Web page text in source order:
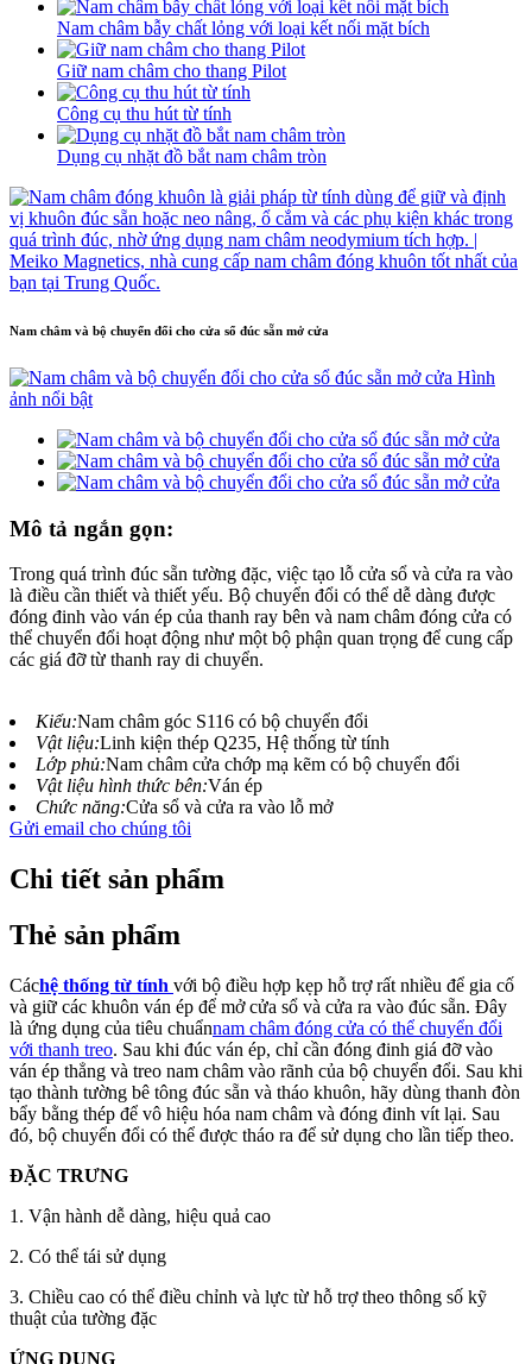
Nam châm bẫy chất lỏng với loại kết nối mặt bích
Giữ nam châm cho thang Pilot
Công cụ thu hút từ tính
Dụng cụ nhặt đồ bắt nam châm tròn
Nam châm và bộ chuyển đổi cho cửa sổ đúc sẵn mở cửa
Mô tả ngắn gọn:
Trong quá trình đúc sẵn tường đặc, việc tạo lỗ cửa sổ và cửa ra vào
là điều cần thiết và thiết yếu. Bộ chuyển đổi có thể dễ dàng được
đóng đinh vào ván ép của thanh ray bên và nam châm đóng cửa có
thể chuyển đổi hoạt động như một bộ phận quan trọng để cung cấp
các giá đỡ từ thanh ray di chuyển.
Kiểu:Nam châm góc S116 có bộ chuyển đổi
Vật liệu:Linh kiện thép Q235, Hệ thống từ tính
Lớp phủ:Nam châm cửa chớp mạ kẽm có bộ chuyển đổi
Vật liệu hình thức bên:Ván ép
Chức năng:Cửa sổ và cửa ra vào lỗ mở
Gửi email cho chúng tôi
Chi tiết sản phẩm
Thẻ sản phẩm
Cáchệ thống từ tính với bộ điều hợp kẹp hỗ trợ rất nhiều để gia cố
và giữ các khuôn ván ép để mở cửa sổ và cửa ra vào đúc sẵn. Đây
là ứng dụng của tiêu chuẩnnam châm đóng cửa có thể chuyển đổi
với thanh treo. Sau khi đúc ván ép, chỉ cần đóng đinh giá đỡ vào
ván ép thẳng và treo nam châm vào rãnh của bộ chuyển đổi. Sau khi
tạo thành tường bê tông đúc sẵn và tháo khuôn, hãy dùng thanh đòn
bẩy bằng thép để vô hiệu hóa nam châm và đóng đinh vít lại. Sau
đó, bộ chuyển đổi có thể được tháo ra để sử dụng cho lần tiếp theo.
ĐẶC TRƯNG
1. Vận hành dễ dàng, hiệu quả cao
2. Có thể tái sử dụng
3. Chiều cao có thể điều chỉnh và lực từ hỗ trợ theo thông số kỹ
thuật của tường đặc
ỨNG DỤNG